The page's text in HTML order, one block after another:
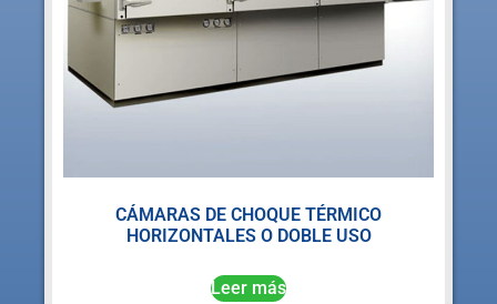
CÁMARAS DE CHOQUE TÉRMICO
HORIZONTALES O DOBLE USO
Leer más